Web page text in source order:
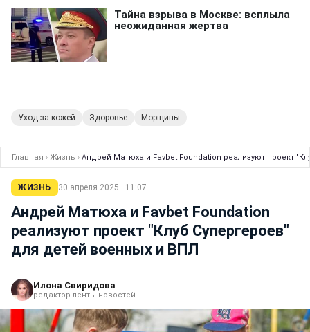
Уход за кожей Здоровье Морщины
Главная › Жизнь › Андрей Матюха и Favbet Foundation реализуют проект
ЖИЗНЬ 30 апреля 2025 · 11:07
Андрей Матюха и Favbet Foundation
реализуют проект "Клуб Супергероев"
для детей военных и ВПЛ
Илона Свиридова
редактор ленты новостей